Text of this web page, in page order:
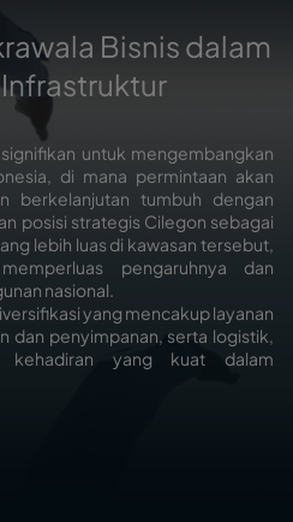
Bisnis dalam
untuk mengembangkan
di mana permintaan akan
berkelanjutan tumbuh dengan
posisi strategis Cilegon sebagai
lebih luas di kawasan tersebut,
pengaruhnya dan
nasional.
yang mencakup layanan
dan penyimpanan, serta logistik,
kehadiran yang kuat dalam